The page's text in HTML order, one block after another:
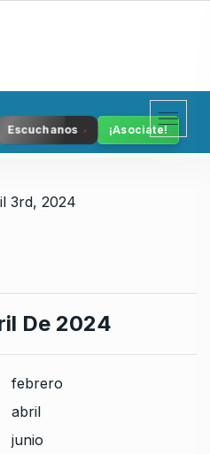
Escuchanos ¡Asociate!
3rd, 2024
De 2024
febrero
abril
junio